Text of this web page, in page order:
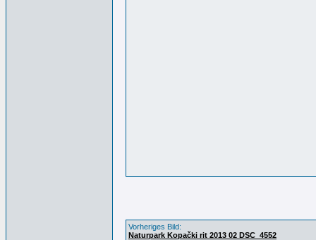
Vorheriges Bild:
Naturpark Kopački rit 2013 02 DSC_4552